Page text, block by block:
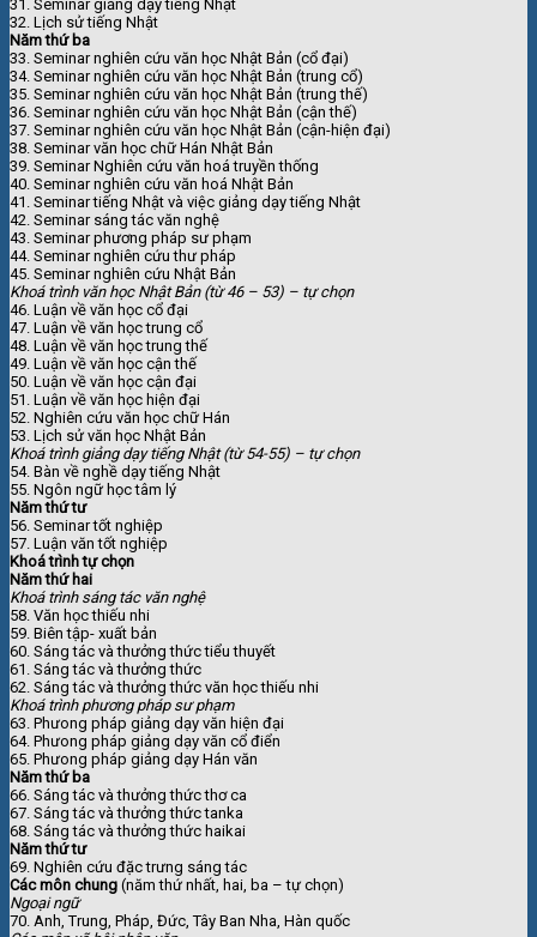
31. Seminar giảng dạy tiếng Nhật
32. Lịch sử tiếng Nhật
Năm thứ ba
33. Seminar nghiên cứu văn học Nhật Bản (cổ đại)
34. Seminar nghiên cứu văn học Nhật Bản (trung cổ)
35. Seminar nghiên cứu văn học Nhật Bản (trung thế)
36. Seminar nghiên cứu văn học Nhật Bản (cận thế)
37. Seminar nghiên cứu văn học Nhật Bản (cận-hiện đại)
38. Seminar văn học chữ Hán Nhật Bản
39. Seminar Nghiên cứu văn hoá truyền thống
40. Seminar nghiên cứu văn hoá Nhật Bản
41. Seminar tiếng Nhật và việc giảng dạy tiếng Nhật
42. Seminar sáng tác văn nghệ
43. Seminar phương pháp sư phạm
44. Seminar nghiên cứu thư pháp
45. Seminar nghiên cứu Nhật Bản
Khoá trình văn học Nhật Bản (từ 46 – 53) – tự chọn
46. Luận về văn học cổ đại
47. Luận về văn học trung cổ
48. Luận về văn học trung thế
49. Luận về văn học cận thế
50. Luận về văn học cận đại
51. Luận về văn học hiện đại
52. Nghiên cứu văn học chữ Hán
53. Lịch sử văn học Nhật Bản
Khoá trình giảng dạy tiếng Nhật (từ 54-55) – tự chọn
54. Bàn về nghề dạy tiếng Nhật
55. Ngôn ngữ học tâm lý
Năm thứ tư
56. Seminar tốt nghiệp
57. Luận văn tốt nghiệp
Khoá trình tự chọn
Năm thứ hai
Khoá trình sáng tác văn nghệ
58. Văn học thiếu nhi
59. Biên tập- xuất bản
60. Sáng tác và thưởng thức tiểu thuyết
61. Sáng tác và thưởng thức
62. Sáng tác và thưởng thức văn học thiếu nhi
Khoá trình phương pháp sư phạm
63. Phưong pháp giảng dạy văn hiện đại
64. Phưong pháp giảng dạy văn cổ điển
65. Phưong pháp giảng dạy Hán văn
Năm thứ ba
66. Sáng tác và thưởng thức thơ ca
67. Sáng tác và thưởng thức tanka
68. Sáng tác và thưởng thức haikai
Năm thứ tư
69. Nghiên cứu đặc trưng sáng tác
Các môn chung (năm thứ nhất, hai, ba – tự chọn)
Ngoại ngữ
70. Anh, Trung, Pháp, Đức, Tây Ban Nha, Hàn quốc